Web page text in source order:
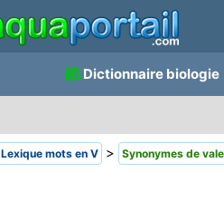
Dictionnaire biologie
Lexique mots en V > Synonymes de